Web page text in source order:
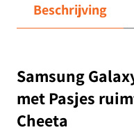
Beschrijving
Samsung
met Pasjes
Cheeta